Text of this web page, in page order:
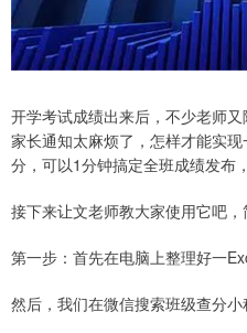
开学考试成绩出来后，不少老师
家长通知太麻烦了，怎样才能实
分，可以1分钟搞定全班成绩发布
接下来让文老师教大家使用它吧，
第一步：首先在电脑上整理好一
然后，我们在微信搜索班级查分